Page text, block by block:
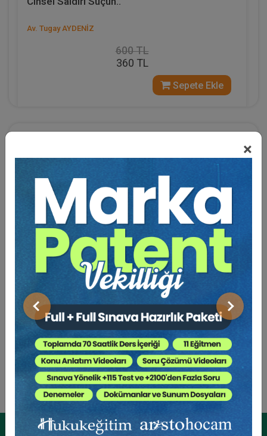
×
Önceki Sonraki
Av. Tugay AYDENİZ
600 TL
360 TL
Sepete Ekle
1988 İstanbul doğumlu olup lise eğitimini Kırklareli Atatürk
Lisesinde bitirmesinin akabinde, lisans eğitimini Marmara
Üniversitesi Hukuk Fakültesinde, Yüksek Lisans eğitimini
Bahçeşehir Üniversitesi Sosyal Bilimler Enstitüsü Kamu
Hukuku Bölümünde “Ceza Muhakemesinde Tanık Beyanı
Delili” isimli yüksek lisans tezi ile bitirmiştir.
2011 yılında avukatlık ruhsatını almış olup o tarihten bu
yana ağırlıklı olarak ceza hukuku alanında çalışmaktadır.
Sosyal Medya